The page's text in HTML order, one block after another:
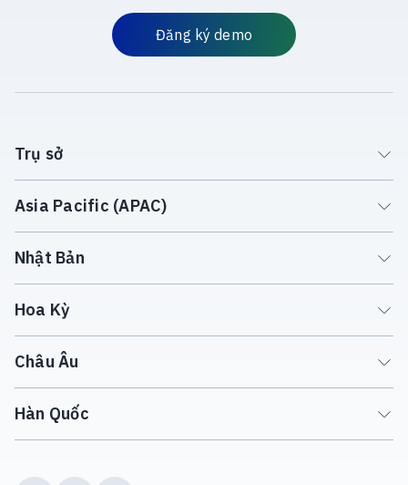
Đăng ký demo
Trụ sở
Asia Pacific (APAC)
Nhật Bản
Hoa Kỳ
Châu Âu
Hàn Quốc